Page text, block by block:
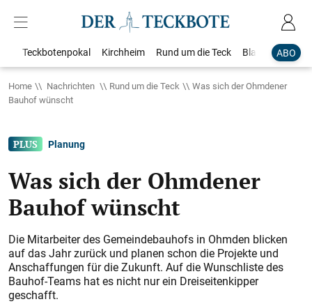
ABO
Teckbotenpokal Kirchheim Rund um die Teck Blaulicht
Home Nachrichten Rund um die Teck
Was sich der Ohmdener
Bauhof wünscht
Planung
Was sich der Ohmdener
Bauhof wünscht
Die Mitarbeiter des Gemeindebauhofs in Ohmden blicken
auf das Jahr zurück und planen schon die Projekte und
Anschaffungen für die Zukunft. Auf die Wunschliste des
Bauhof-Teams hat es nicht nur ein Dreiseitenkipper
geschafft.